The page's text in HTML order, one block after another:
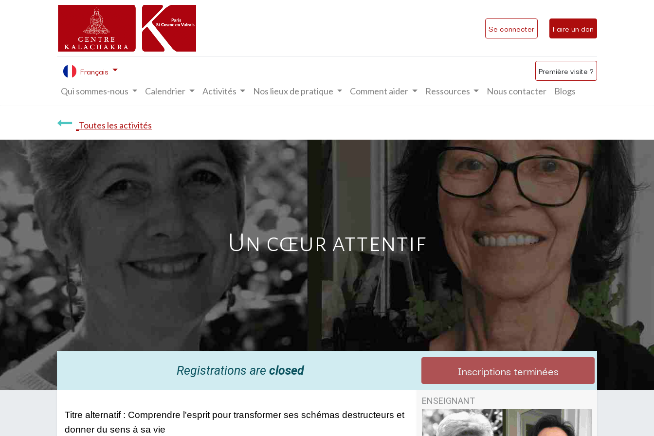
Se connecter Faire un don
Français Première visite ?
Qui sommes-nous Calendrier Activités Nos lieux de pratique Comment aider Ressources Nous contacter Blogs
Toutes les activités
Un cœur attentif
Registrations are closed Inscriptions terminées
Titre alternatif : Comprendre l'esprit pour transformer ses schémas destructeurs et
donner du sens à sa vie
ENSEIGNANT